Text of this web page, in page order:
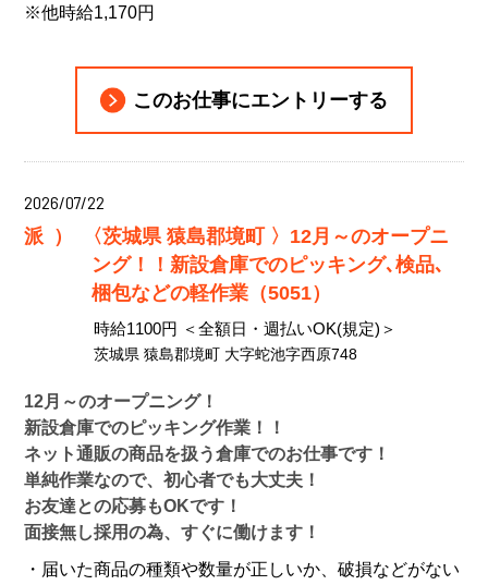
※他時給1,170円
このお仕事にエントリーする
2026/07/22
派）
〈茨城県 猿島郡境町 〉12月～のオープニ
ング！！新設倉庫でのピッキング､検品､
梱包などの軽作業（5051）
時給1100円 ＜全額日・週払いOK(規定)＞
茨城県 猿島郡境町 大字蛇池字西原748
12月～のオープニング！
新設倉庫でのピッキング作業！！
ネット通販の商品を扱う倉庫でのお仕事です！
単純作業なので、初心者でも大丈夫！
お友達との応募もOKです！
面接無し採用の為、すぐに働けます！
・届いた商品の種類や数量が正しいか、破損などがない